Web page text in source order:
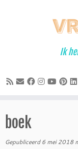
Ik
boek
Gepubliceerd 6 mei 2018